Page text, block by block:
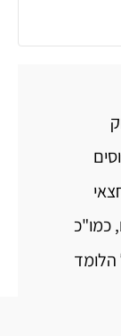
כמו"כ
הלומד